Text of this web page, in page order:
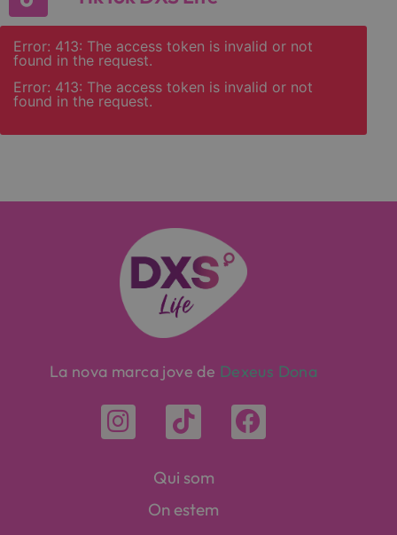
Error: 413: The access token is invalid or not
found in the request.
Error: 413: The access token is invalid or not
found in the request.
La nova marca jove de Dexeus Dona
Qui som
On estem